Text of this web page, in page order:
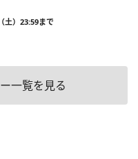
土）23:59まで
一覧を見る